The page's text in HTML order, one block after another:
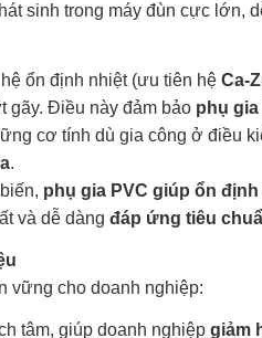
sinh trong máy đùn cực lớn,
hệ ổn định nhiệt (ưu tiên hệ Ca-
gãy. Điều này đảm bảo phụ
cơ tính dù gia công ở điều
.
phụ gia PVC giúp ổn
và dễ dàng đáp ứng tiêu
vững cho doanh nghiệp:
tâm, giúp doanh nghiệp giảm